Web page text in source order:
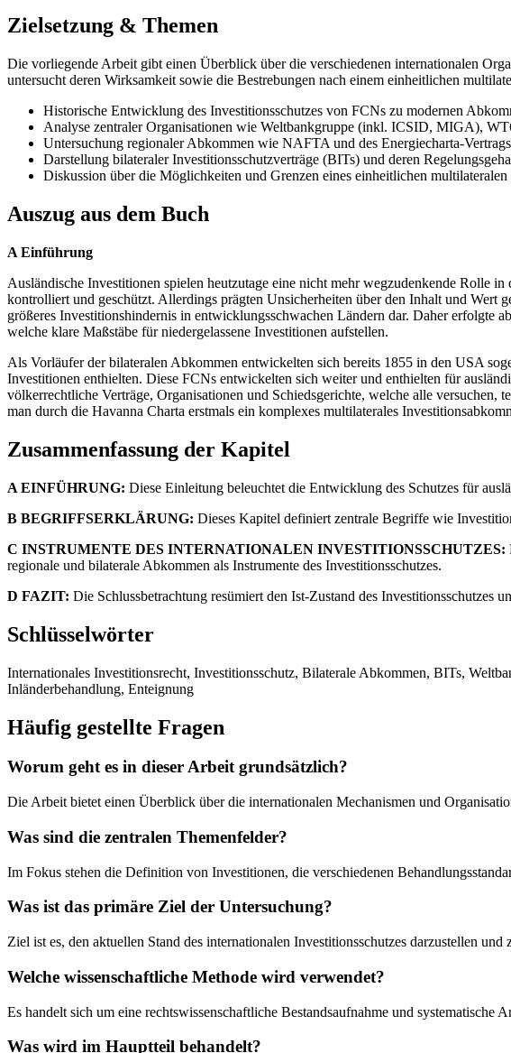
Zielsetzung & Themen
Die vorliegende Arbeit gibt einen Überblick über die verschiedenen internationalen
untersucht deren Wirksamkeit sowie die Bestrebungen nach einem einheitlichen
Historische Entwicklung des Investitionsschutzes von FCNs zu modernen
Analyse zentraler Organisationen wie Weltbankgruppe (inkl. ICSID, MIGA),
Untersuchung regionaler Abkommen wie NAFTA und des Energiecharta-
Darstellung bilateraler Investitionsschutzverträge (BITs) und deren
Diskussion über die Möglichkeiten und Grenzen eines einheitlichen multilateralen
Auszug aus dem Buch
A Einführung
Ausländische Investitionen spielen heutzutage eine nicht mehr wegzudenkende Rolle
kontrolliert und geschützt. Allerdings prägten Unsicherheiten über den Inhalt und Wert
größeres Investitionshindernis in entwicklungsschwachen Ländern dar. Daher erfolgte
welche klare Maßstäbe für niedergelassene Investitionen aufstellen.
Als Vorläufer der bilateralen Abkommen entwickelten sich bereits 1855 in den USA
Investitionen enthielten. Diese FCNs entwickelten sich weiter und enthielten für
völkerrechtliche Verträge, Organisationen und Schiedsgerichte, welche alle
man durch die Havanna Charta erstmals ein komplexes multilaterales
Zusammenfassung der Kapitel
A EINFÜHRUNG: Diese Einleitung beleuchtet die Entwicklung des Schutzes für
B BEGRIFFSERKLÄRUNG: Dieses Kapitel definiert zentrale Begriffe wie
C INSTRUMENTE DES INTERNATIONALEN INVESTITIONSSCHUTZES:
regionale und bilaterale Abkommen als Instrumente des Investitionsschutzes.
D FAZIT: Die Schlussbetrachtung resümiert den Ist-Zustand des
Schlüsselwörter
Internationales Investitionsrecht, Investitionsschutz, Bilaterale Abkommen, BITs,
Inländerbehandlung, Enteignung
Häufig gestellte Fragen
Worum geht es in dieser Arbeit grundsätzlich?
Die Arbeit bietet einen Überblick über die internationalen Mechanismen und
Was sind die zentralen Themenfelder?
Im Fokus stehen die Definition von Investitionen, die verschiedenen
Was ist das primäre Ziel der Untersuchung?
Ziel ist es, den aktuellen Stand des internationalen Investitionsschutzes darzustellen
Welche wissenschaftliche Methode wird verwendet?
Es handelt sich um eine rechtswissenschaftliche Bestandsaufnahme und
Was wird im Hauptteil behandelt?